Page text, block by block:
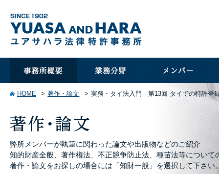
HOME 著作・論文 実務・タイ法入門 第13回 タイでの特許登
弊所メンバーが執筆に関わった論文や出版物などのご紹介
知的財産全般、著作権法、不正競争防止法、種苗法等について
著作・論文をお探しの場合には「知財一般」を選択して下さい